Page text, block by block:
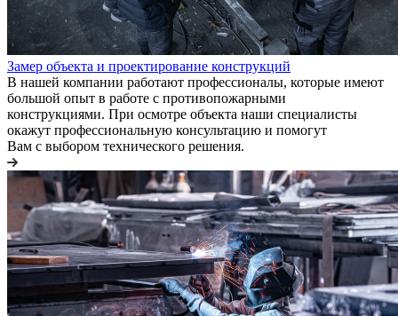
Замер объекта и проектирование конструкций
В нашей компании работают профессионалы, которые имеют
большой опыт в работе с противопожарными
конструкциями. При осмотре объекта наши специалисты
окажут профессиональную консультацию и помогут
Вам с выбором технического решения.